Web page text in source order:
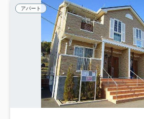
アパート